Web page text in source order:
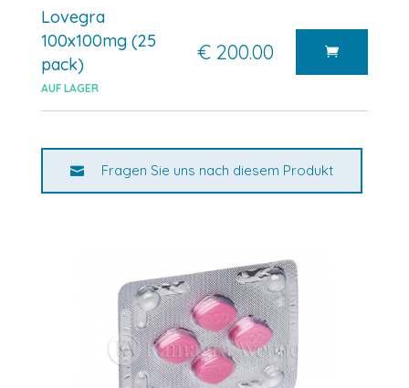
Lovegra
100x100mg (25
pack)
AUF LAGER
€ 200.00
Fragen Sie uns nach diesem Produkt